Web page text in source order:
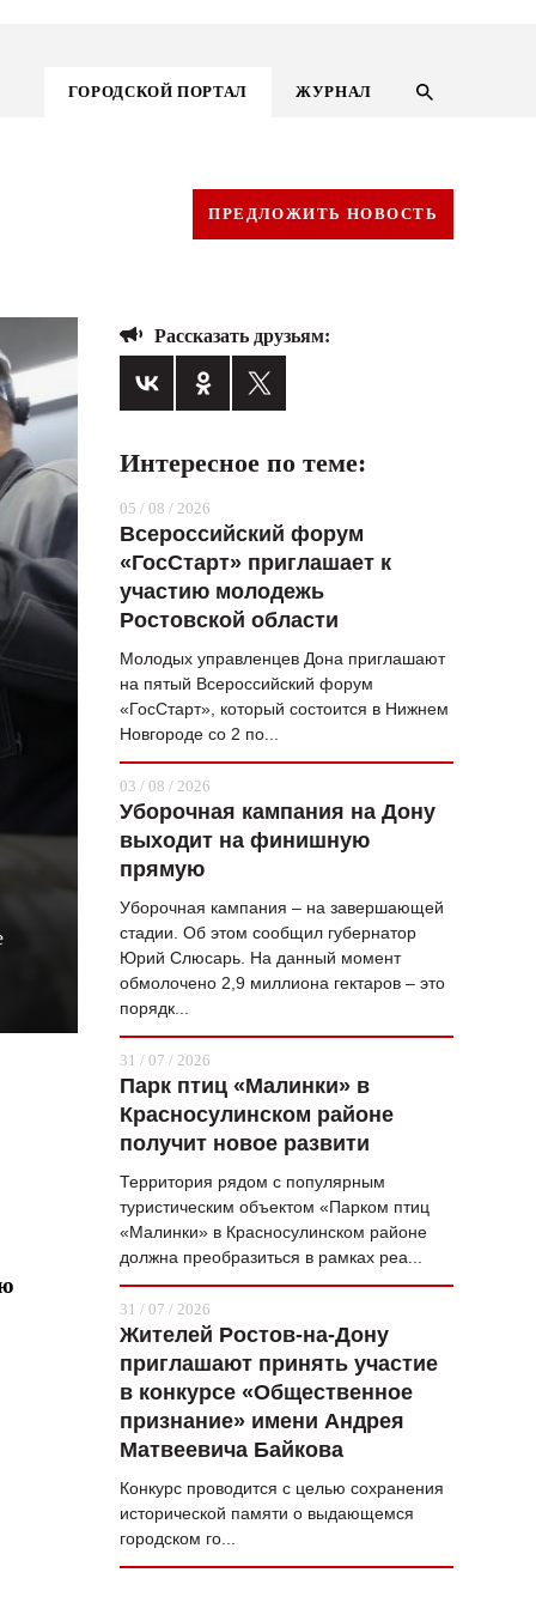
ГОРОДСКОЙ ПОРТАЛ ЖУРНАЛ
ГОРОДСКОЙ ПОРТАЛ
ВОПРОС НЕДЕЛИ
ТАМ И ТУТ
СТИЛЬ ЖИЗНИ
КУЛЬТ ЕДЫ
ЖУРНАЛ
ПРЕДЛОЖИТЬ НОВОСТЬ
Рассказать друзьям:
Интересное по теме:
05 / 08 / 2026
Всероссийский форум
«ГосСтарт» приглашает к
участию молодежь
Ростовской области
Молодых управленцев Дона приглашают
на пятый Всероссийский форум
«ГосСтарт», который состоится в Нижнем
Новгороде со 2 по...
03 / 08 / 2026
Уборочная кампания на Дону
выходит на финишную
прямую
Уборочная кампания – на завершающей
стадии. Об этом сообщил губернатор
Юрий Слюсарь. На данный момент
обмолочено 2,9 миллиона гектаров – это
порядк...
31 / 07 / 2026
Парк птиц «Малинки» в
Красносулинском районе
получит новое развити
Территория рядом с популярным
туристическим объектом «Парком птиц
«Малинки» в Красносулинском районе
должна преобразиться в рамках реа...
31 / 07 / 2026
Жителей Ростов-на-Дону
приглашают принять участие
в конкурсе «Общественное
признание» имени Андрея
Матвеевича Байкова
Конкурс проводится с целью сохранения
исторической памяти о выдающемся
городском го...